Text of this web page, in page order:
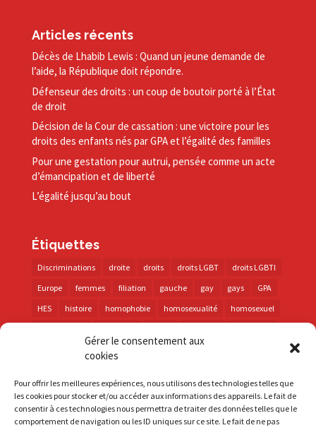
Gérer le consentement aux
cookies
Pour offrir les meilleures expériences, nous utilisons des technologies telles que
les cookies pour stocker et/ou accéder aux informations des appareils. Le fait de
consentir à ces technologies nous permettra de traiter des données telles que le
comportement de navigation ou les ID uniques sur ce site. Le fait de ne pas
Articles récents
Décès de Lhabib Lewis : Quand un jeune demande de
l’aide, la République doit répondre.
Défenseur des droits : un coup de boutoir porté à l’État
de droit
Décision de la Cour de cassation : une victoire pour les
droits des enfants nés par GPA et l’égalité des familles
Pour une gestation pour autrui, pensée comme un acte
d’émancipation et de liberté
L’égalité jusqu’au bout
Étiquettes
Discriminations droite droits droits LGBT
droits LGBTI
Europe
femmes filiation gauche gay gays
GPA
HES
histoire homophobie homosexualité
homosexuel
personnes trans
PMA police propositions
prévention
santé
sida trans transphobie UE
Union européenne